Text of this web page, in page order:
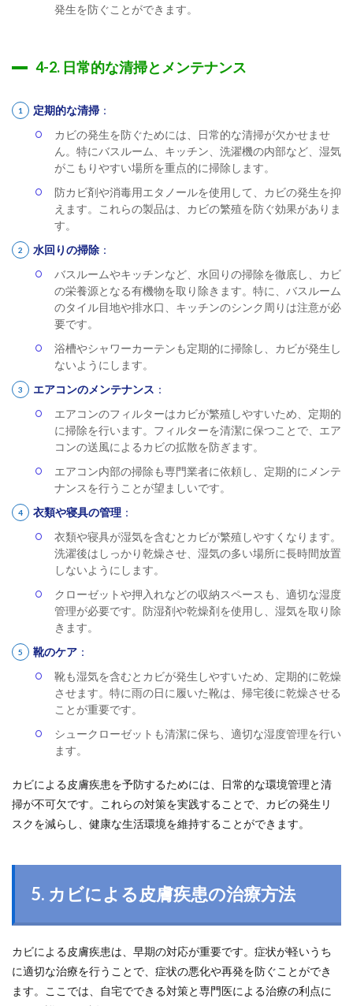
発生を防ぐことができます。
4-2. 日常的な清掃とメンテナンス
定期的な清掃 ：
カビの発生を防ぐためには、日常的な清掃が欠かせませ
ん。特にバスルーム、キッチン、洗濯機の内部など、湿気
がこもりやすい場所を重点的に掃除します。
防カビ剤や消毒用エタノールを使用して、カビの発生を抑
えます。これらの製品は、カビの繁殖を防ぐ効果がありま
す。
水回りの掃除 ：
バスルームやキッチンなど、水回りの掃除を徹底し、カビ
の栄養源となる有機物を取り除きます。特に、バスルーム
のタイル目地や排水口、キッチンのシンク周りは注意が必
要です。
浴槽やシャワーカーテンも定期的に掃除し、カビが発生し
ないようにします。
エアコンのメンテナンス ：
エアコンのフィルターはカビが繁殖しやすいため、定期的
に掃除を行います。フィルターを清潔に保つことで、エア
コンの送風によるカビの拡散を防ぎます。
エアコン内部の掃除も専門業者に依頼し、定期的にメンテ
ナンスを行うことが望ましいです。
衣類や寝具の管理 ：
衣類や寝具が湿気を含むとカビが繁殖しやすくなります。
洗濯後はしっかり乾燥させ、湿気の多い場所に長時間放置
しないようにします。
クローゼットや押入れなどの収納スペースも、適切な湿度
管理が必要です。防湿剤や乾燥剤を使用し、湿気を取り除
きます。
靴のケア ：
靴も湿気を含むとカビが発生しやすいため、定期的に乾燥
させます。特に雨の日に履いた靴は、帰宅後に乾燥させる
ことが重要です。
シュークローゼットも清潔に保ち、適切な湿度管理を行い
ます。
カビによる皮膚疾患を予防するためには、日常的な環境管理と清
掃が不可欠です。これらの対策を実践することで、カビの発生リ
スクを減らし、健康な生活環境を維持することができます。
5. カビによる皮膚疾患の治療方法
カビによる皮膚疾患は、早期の対応が重要です。症状が軽いうち
に適切な治療を行うことで、症状の悪化や再発を防ぐことができ
ます。ここでは、自宅でできる対策と専門医による治療の利点に